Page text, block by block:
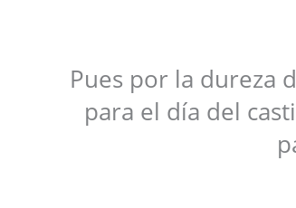
Pues por la dureza
para el día del